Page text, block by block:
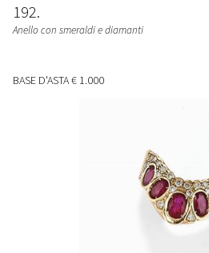
192
Anello con smeraldi e diamanti
BASE D'ASTA€ 1.000